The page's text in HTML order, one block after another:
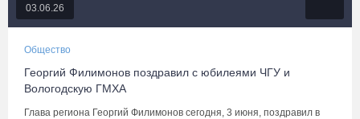
03.06.26
Общество
Георгий Филимонов поздравил с юбилеями ЧГУ и
Вологодскую ГМХА
Глава региона Георгий Филимонов сегодня, 3 июня, поздравил в